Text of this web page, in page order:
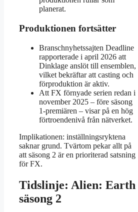
planerat.
Produktionen fortsätter
Branschnyhetssajten Deadline
rapporterade i april 2026 att
Dinklage anslöt till ensemblen,
vilket bekräftar att casting och
förproduktion är aktiv.
Att FX förnyade serien redan i
november 2025 – före säsong
1-premiären – visar på en hög
förtroendenivå från nätverket.
Implikationen: inställningsryktena
saknar grund. Tvärtom pekar allt på
att säsong 2 är en prioriterad satsning
för FX.
Tidslinje: Alien: Earth
säsong 2